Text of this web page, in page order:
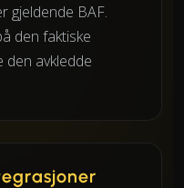
gjeldende BAF.
den faktiske
den avkledde